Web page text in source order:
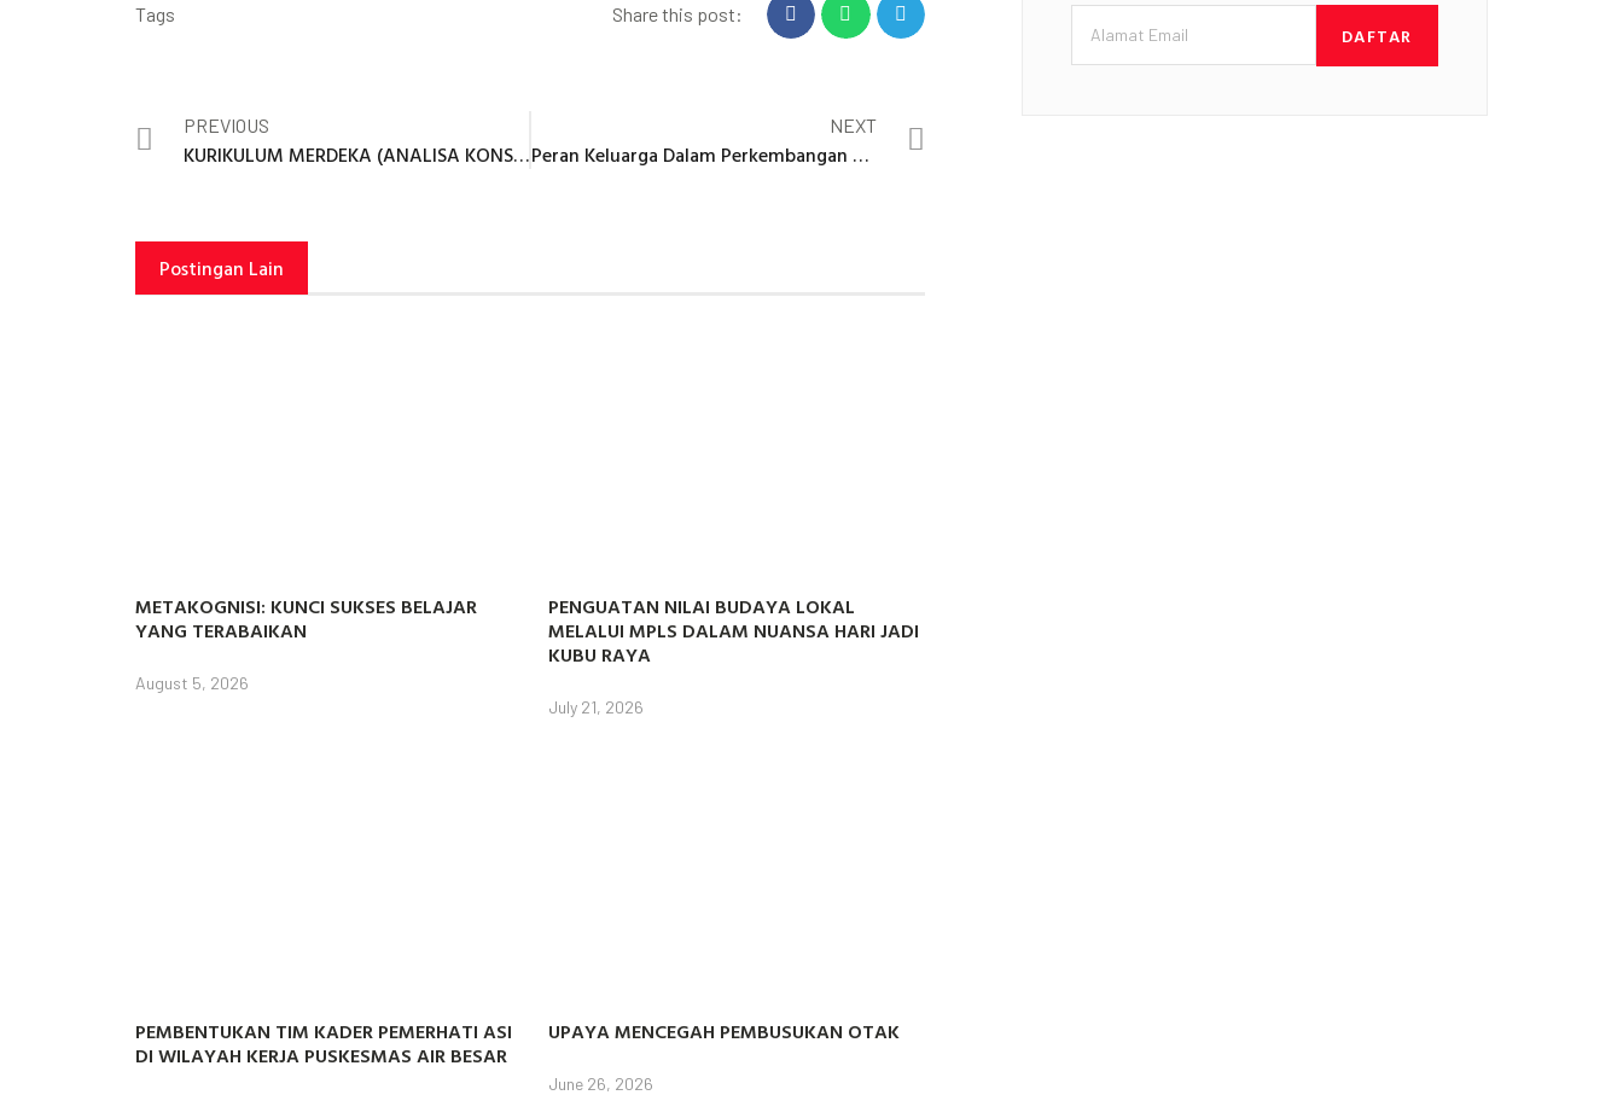
Tags Share this post:
PREVIOUS
KURIKULUM MERDEKA (ANALISA KONSEP & IMPLEMENTASINYA DI SATUAN PENDIDIKAN)
NEXT
Peran Keluarga Dalam Perkembangan Literasi dan Numerasi
Postingan Lain
METAKOGNISI: KUNCI SUKSES BELAJAR
YANG TERABAIKAN
August 5, 2026
PENGUATAN NILAI BUDAYA LOKAL
MELALUI MPLS DALAM NUANSA HARI JADI
KUBU RAYA
July 21, 2026
PEMBENTUKAN TIM KADER PEMERHATI ASI
DI WILAYAH KERJA PUSKESMAS AIR BESAR
UPAYA MENCEGAH PEMBUSUKAN OTAK
June 26, 2026
DAFTAR